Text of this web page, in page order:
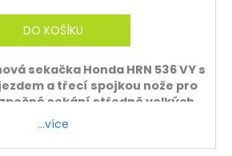
DO KOŠÍKU
sekačka Honda HRN 536 VY s
a třecí spojkou nože pro
sekání středně velkých
zahrad.
…více